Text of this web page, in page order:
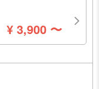
¥ 3,900 円
〜